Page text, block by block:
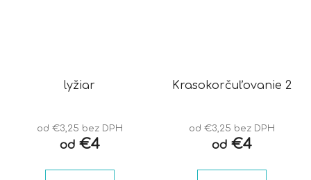
lyžiar
od €3,25 bez DPH
od€4
Krasokorčuľovanie 2
od €3,25 bez DPH
od€4